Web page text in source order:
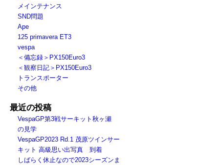
メインテナンス
SND問題
Ape
125 primavera ET3
vespa
＜備忘録＞PX150Euro3
＜観察日記＞PX150Euro3
トランスポーター
その他
最近の投稿
VespaGP第3戦サーキット秋ヶ瀬
の見学
VespaGP2023 Rd.1 茂原ツインサー
キット 高級思い出写真 到着
しばらく休止なので2023シーズンま